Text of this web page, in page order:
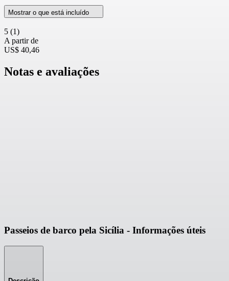
Mostrar o que está incluído
5 (1)
A partir de
US$ 40,46
Notas e avaliações
Passeios de barco pela Sicília - Informações úteis